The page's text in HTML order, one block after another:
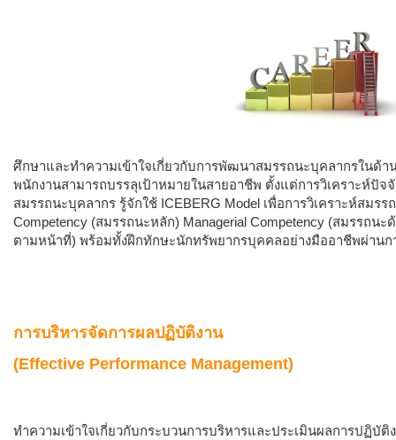
ศึกษาและทำความเข้าใจเกี่ยวกับการพัฒนาสมรรถนะบุคลากรในด้า
พนักงานสามารถบรรลุเป้าหมายในสายอาชีพ ตั้งแต่การวิเคราะห์ปั
สมรรถนะบุคลากร รู้จักใช้ ICEBERG Model เพื่อการวิเคราะห์สมร
Competency (สมรรถนะหลัก) Managerial Competency (สมรรถน
ตามหน้าที่) พร้อมทั้งฝึกทักษะนักทรัพยากรบุคคลอย่างมืออาชีพผ่านกา
การบริหารจัดการผลปฏิบัติงาน
(Effective Performance Management)
ทำความเข้าใจเกี่ยวกับกระบวนการบริหารและประเมินผลการปฏิบั